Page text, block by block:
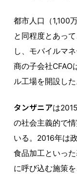
都市人口（1,100
と同程度とあっ
し、モバイルマ
商の子会社CFAO
ル工場を開設した
タンザニアは
の社会主義的で
いる。2016年は
食品加工といっ
に呼び込む施策